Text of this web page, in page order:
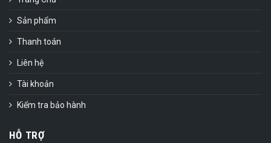
Sản phẩm
Thanh toán
Liên hệ
Tài khoản
Kiểm tra bảo hành
HỖ TRỢ